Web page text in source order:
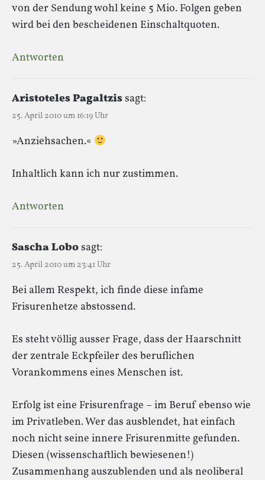
von der Sendung wohl keine 5 Mio. Folgen geben
wird bei den bescheidenen Einschaltquoten.
Antworten
Aristoteles Pagaltzissagt:
25. April 2010 um 16:19 Uhr
»Anziehsachen.«
Inhaltlich kann ich nur zustimmen.
Antworten
Sascha Lobosagt:
25. April 2010 um 23:41 Uhr
Bei allem Respekt, ich finde diese infame
Frisurenhetze abstossend.
Es steht völlig ausser Frage, dass der Haarschnitt
der zentrale Eckpfeiler des beruflichen
Vorankommens eines Menschen ist.
Erfolg ist eine Frisurenfrage – im Beruf ebenso wie
im Privatleben. Wer das ausblendet, hat einfach
noch nicht seine innere Frisurenmitte gefunden.
Diesen (wissenschaftlich bewiesenen!)
Zusammenhang auszublenden und als neoliberal